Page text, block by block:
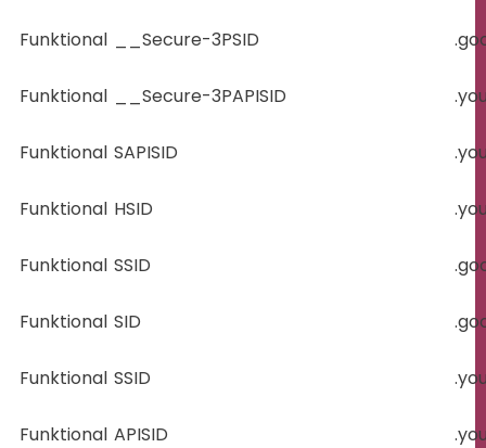
Funktional __Secure-3PSID
Funktional __Secure-3PAPISID
Funktional SAPISID
Funktional HSID
Funktional SSID
Funktional SID
Funktional SSID
Funktional APISID